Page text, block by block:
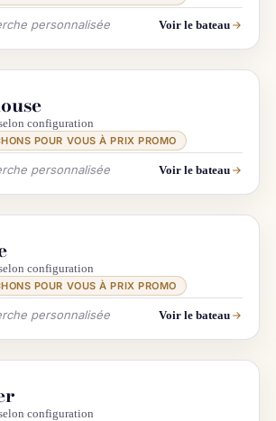
personnalisée Voir le bateau
configuration
POUR VOUS À PRIX PROMO
personnalisée Voir le bateau
configuration
POUR VOUS À PRIX PROMO
personnalisée Voir le bateau
configuration